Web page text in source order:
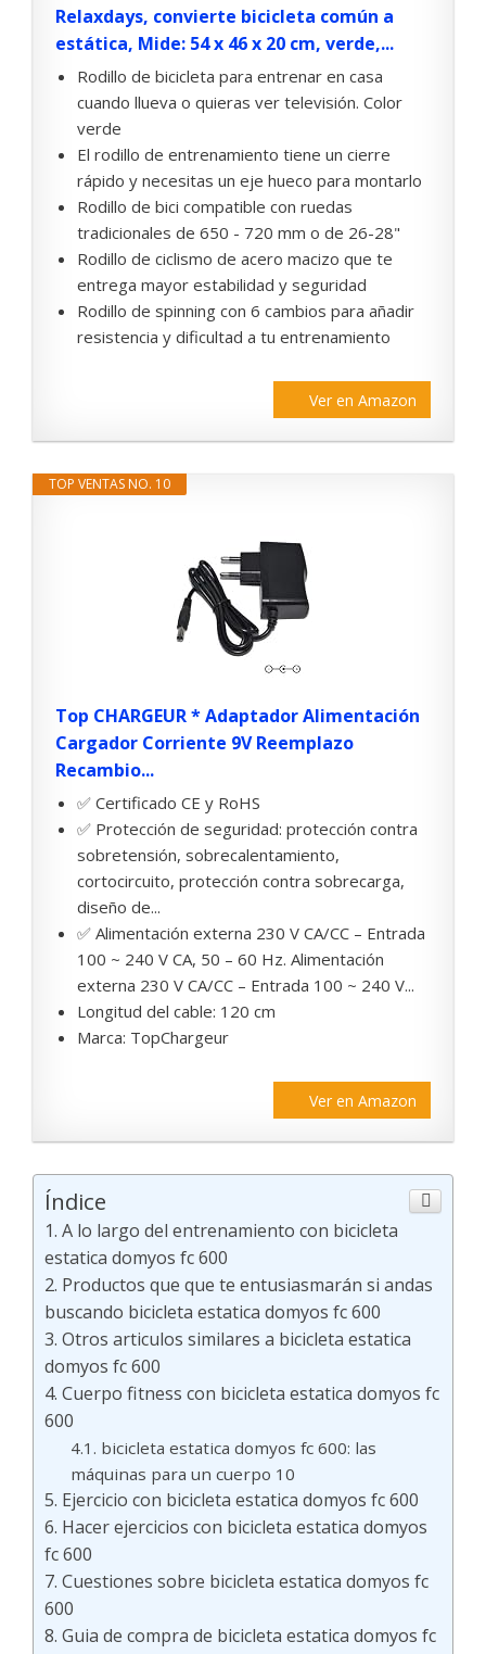
Relaxdays, convierte bicicleta común a
estática, Mide: 54 x 46 x 20 cm, verde,...
Rodillo de bicicleta para entrenar en casa
cuando llueva o quieras ver televisión. Color
verde
El rodillo de entrenamiento tiene un cierre
rápido y necesitas un eje hueco para montarlo
Rodillo de bici compatible con ruedas
tradicionales de 650 - 720 mm o de 26-28"
Rodillo de ciclismo de acero macizo que te
entrega mayor estabilidad y seguridad
Rodillo de spinning con 6 cambios para añadir
resistencia y dificultad a tu entrenamiento
Ver en Amazon
TOP VENTAS NO. 10
Top CHARGEUR * Adaptador Alimentación
Cargador Corriente 9V Reemplazo
Recambio...
✅ Certificado CE y RoHS
✅ Protección de seguridad: protección contra
sobretensión, sobrecalentamiento,
cortocircuito, protección contra sobrecarga,
diseño de...
✅ Alimentación externa 230 V CA/CC – Entrada
100 ~ 240 V CA, 50 – 60 Hz. Alimentación
externa 230 V CA/CC – Entrada 100 ~ 240 V...
Longitud del cable: 120 cm
Marca: TopChargeur
Ver en Amazon
Índice
A lo largo del entrenamiento con bicicleta
estatica domyos fc 600
Productos que que te entusiasmarán si andas
buscando bicicleta estatica domyos fc 600
Otros articulos similares a bicicleta estatica
domyos fc 600
Cuerpo fitness con bicicleta estatica domyos fc
600
bicicleta estatica domyos fc 600: las
máquinas para un cuerpo 10
Ejercicio con bicicleta estatica domyos fc 600
Hacer ejercicios con bicicleta estatica domyos
fc 600
Cuestiones sobre bicicleta estatica domyos fc
600
Guia de compra de bicicleta estatica domyos fc